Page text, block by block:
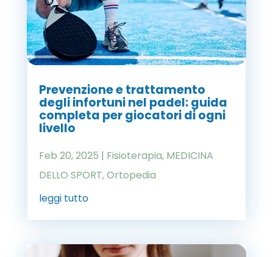
Prevenzione e trattamento
degli infortuni nel padel: guida
completa per giocatori di ogni
livello
Feb 20, 2025 | Fisioterapia, MEDICINA
DELLO SPORT,Ortopedia
leggi tutto